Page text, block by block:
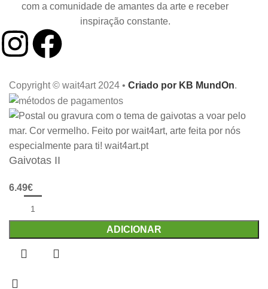
com a comunidade de amantes da arte e receber
inspiração constante.
Copyright © wait4art 2024 • Criado por KB MundOn.
Gaivotas II
6.49€
ADICIONAR